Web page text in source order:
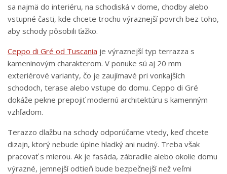
sa najmä do interiéru, na schodiská v dome, chodby alebo
vstupné časti, kde chcete trochu výraznejší povrch bez toho,
aby schody pôsobili ťažko.
Ceppo di Gré od Tuscania je výraznejší typ terrazza s
kameninovým charakterom. V ponuke sú aj 20 mm
exteriérové varianty, čo je zaujímavé pri vonkajších
schodoch, terase alebo vstupe do domu. Ceppo di Gré
dokáže pekne prepojiť modernú architektúru s kamenným
vzhľadom.
Terazzo dlažbu na schody odporúčame vtedy, keď chcete
dizajn, ktorý nebude úplne hladký ani nudný. Treba však
pracovať s mierou. Ak je fasáda, zábradlie alebo okolie domu
výrazné, jemnejší odtieň bude bezpečnejší než veľmi